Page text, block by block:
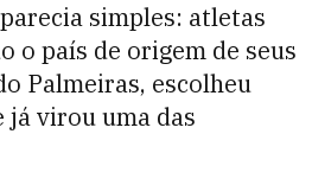
simples: atletas
o país de origem de seus
Palmeiras, escolheu
já virou uma das